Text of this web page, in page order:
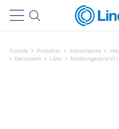
Forside Produkter Industriporte
Dørsystem
Låse Medbringerpind til